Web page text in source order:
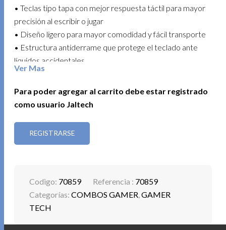
• Teclas tipo tapa con mejor respuesta táctil para mayor
precisión al escribir o jugar
• Diseño ligero para mayor comodidad y fácil transporte
• Estructura antiderrame que protege el teclado ante
líquidos accidentales
• Teclas azules ideales para gaming por su respuesta
Una opción funcional y resistente para gamers y usuarios
que buscan rendimiento y estilo en su escritorio.
moderna USB Tipo C y control directo desde el cable.
• Interfaz: USB Tipo C
• Longitud del cable: 2 m
Ver Mas
Para poder agregar al carrito debe estar registrado
como usuario Jaltech
REGISTRARSE
Codigo: 70859 Referencia : 70859
Categorías:COMBOS GAMER,GAMER
TECH